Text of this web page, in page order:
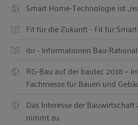
Smart Home-Technologie ist
Fit für die Zukunft - Fit für
ibr - Informationen Bau-
RG-Bau auf der bautec 2018 –
Fachmesse für Bauen und
Das Interesse der
nimmt zu.